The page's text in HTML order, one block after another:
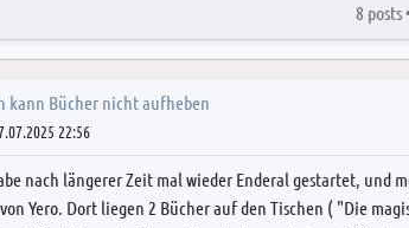
8 posts
kann Bücher nicht aufheben
22:56
nach längerer Zeit mal wieder Enderal gestartet, und
Yero. Dort liegen 2 Bücher auf den Tischen ( "Die